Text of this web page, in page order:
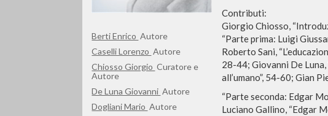
Berti Enrico Autore
Caselli Lorenzo Autore
Chiosso Giorgio Curatore e
Autore
De Luna Giovanni Autore
Dogliani Mario Autore
Contributi:
Giorgio Chiosso,
“Parte prima: Luigi
Roberto Sani,
28-44; Giovanni De Luna,
all’umano”, 54-60; Gian
“Parte seconda: Edgar
Luciano Gallino, “Edgar
TIPOLOGIA OPERA